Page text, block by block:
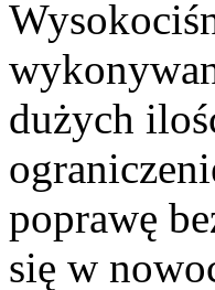
dużych
poprawę
się w